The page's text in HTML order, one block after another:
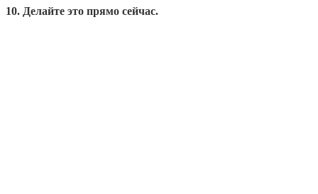
10. Делайте это прямо сейчас.